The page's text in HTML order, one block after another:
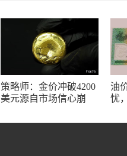
策略师：金价冲破4200
美元源自市场信心崩
涨幅
油
忧
走